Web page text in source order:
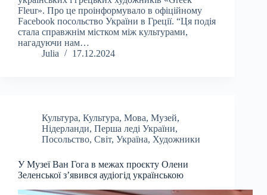
Fleur». Про це проінформувало в офіційному
Facebook посольство України в Греції. “Ця подія
стала справжнім містком між культурами,
нагадуючи нам…
Julia
17.12.2024
Культура, Культура, Мова, Музей,
Нідерланди, Перша леді України,
Посольство, Світ, Україна, Художники
У Музеї Ван Гога в межах проєкту Олени
Зеленської з’явився аудіогід українською